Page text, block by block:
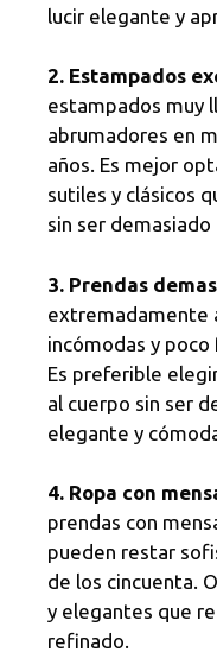
lucir elegante y
2. Estampados
estampados muy
abrumadores en
años. Es mejor
sutiles y clásicos
sin ser
3. Prendas
extremadamente
incómodas y poco
Es preferible
al cuerpo sin ser
elegante y
4. Ropa con
prendas con
pueden restar
de los cincuenta.
y elegantes que
refinado.